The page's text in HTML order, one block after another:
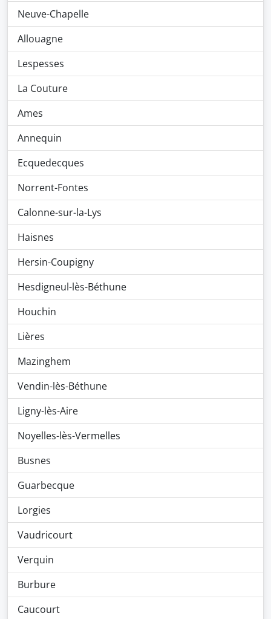
Neuve-Chapelle
Allouagne
Lespesses
La Couture
Ames
Annequin
Ecquedecques
Norrent-Fontes
Calonne-sur-la-Lys
Haisnes
Hersin-Coupigny
Hesdigneul-lès-Béthune
Houchin
Lières
Mazinghem
Vendin-lès-Béthune
Ligny-lès-Aire
Noyelles-lès-Vermelles
Busnes
Guarbecque
Lorgies
Vaudricourt
Verquin
Burbure
Caucourt